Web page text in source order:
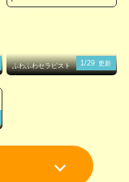
ふわふわセラピスト 1/29 更新